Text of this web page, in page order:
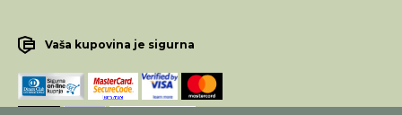
Vaša kupovina je sigurna